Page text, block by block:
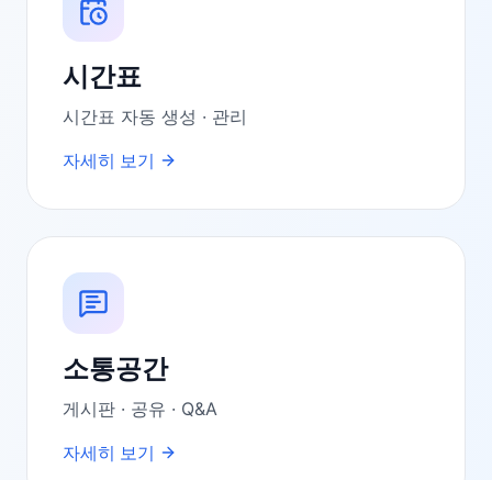
시간표
시간표 자동 생성 · 관리
자세히 보기
소통공간
게시판 · 공유 · Q&A
자세히 보기